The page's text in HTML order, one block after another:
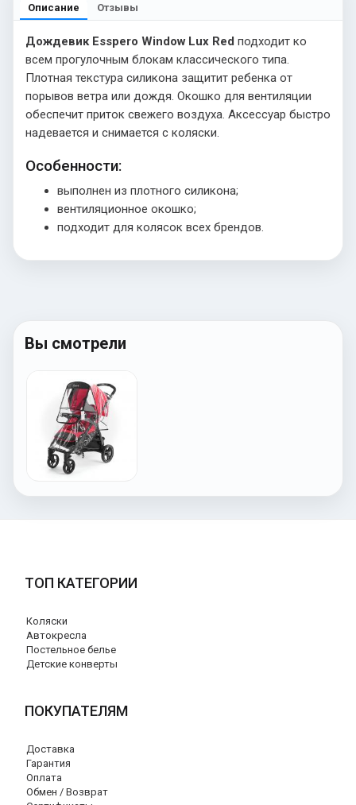
Описание Отзывы
Дождевик Esspero Window Lux Red подходит ко
всем прогулочным блокам классического типа.
Плотная текстура силикона защитит ребенка от
порывов ветра или дождя. Окошко для вентиляции
обеспечит приток свежего воздуха. Аксессуар быстро
надевается и снимается с коляски.
Особенности:
выполнен из плотного силикона;
вентиляционное окошко;
подходит для колясок всех брендов.
Вы смотрели
ТОП КАТЕГОРИИ
Коляски
Автокресла
Постельное белье
Детские конверты
ПОКУПАТЕЛЯМ
Доставка
Гарантия
Оплата
Обмен / Возврат